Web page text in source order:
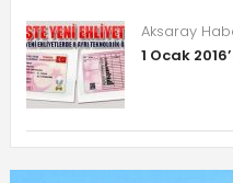
Aksaray
1 Ocak